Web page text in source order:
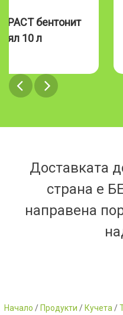
бентонит
бял 10 л
Доставката
страна е
направена
Начало / Продукти / Кучета /